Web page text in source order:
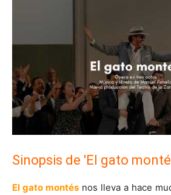
Sinopsis de 'El gato
El gato montés nos lleva a hace